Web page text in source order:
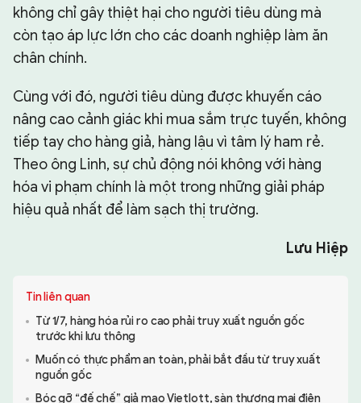
không chỉ gây thiệt hại cho người tiêu dùng mà
còn tạo áp lực lớn cho các doanh nghiệp làm ăn
chân chính.
Cùng với đó, người tiêu dùng được khuyến cáo
nâng cao cảnh giác khi mua sắm trực tuyến, không
tiếp tay cho hàng giả, hàng lậu vì tâm lý ham rẻ.
Theo ông Linh, sự chủ động nói không với hàng
hóa vi phạm chính là một trong những giải pháp
hiệu quả nhất để làm sạch thị trường.
Lưu Hiệp
Tin liên quan
Từ 1/7, hàng hóa rủi ro cao phải truy xuất nguồn gốc
trước khi lưu thông
Muốn có thực phẩm an toàn, phải bắt đầu từ truy xuất
nguồn gốc
Bóc gỡ “đế chế” giả mạo Vietlott, sàn thương mại điện